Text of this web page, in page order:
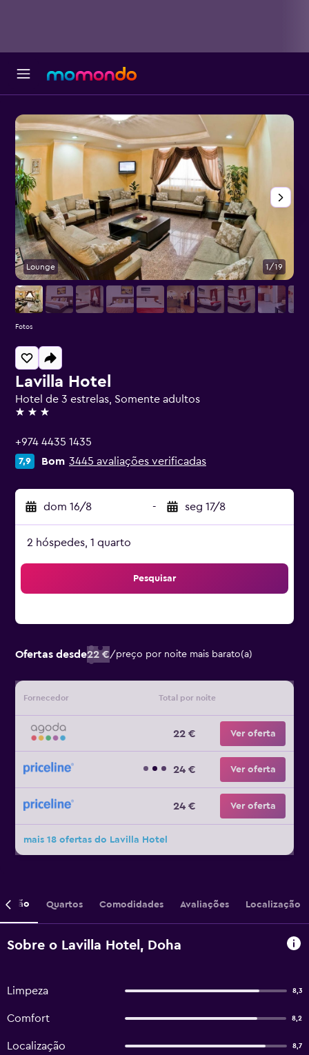
Lavilla Hotel
Hotel de 3 estrelas, Somente adultos
3 estrelas
+974 4435 1435
7,9 Bom 3445 avaliações verificadas
dom 16/8 - seg 17/8
2 hóspedes, 1 quarto
Pesquisar
Ofertas desde22 €/preço por noite mais barato(a)
Fornecedor Total por noite
22 € Ver oferta
24 € Ver oferta
24 € Ver oferta
mais 18 ofertas do Lavilla Hotel
Lounge 1/19
Fotos
Quartos Comodidades Avaliações Localização
Sobre o Lavilla Hotel, Doha
Limpeza 8,3
Comfort 8,2
Localização 8,7